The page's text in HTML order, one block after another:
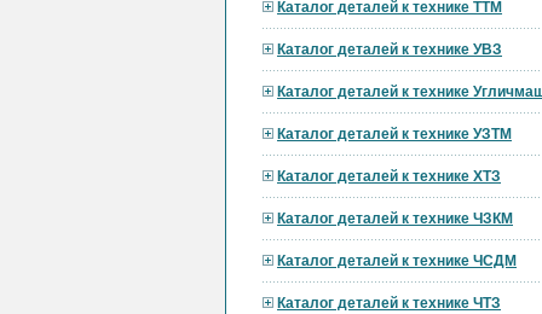
Каталог деталей к технике ТТМ
Каталог деталей к технике УВЗ
Каталог деталей к технике
Каталог деталей к технике УЗТМ
Каталог деталей к технике ХТЗ
Каталог деталей к технике ЧЗКМ
Каталог деталей к технике ЧСДМ
Каталог деталей к технике ЧТЗ